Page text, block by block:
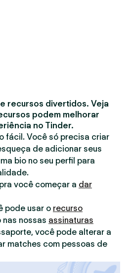
recursos divertidos. Veja
podem melhorar
no Tinder.
fácil. Você só precisa criar
de adicionar seus
bio no seu perfil para
você começar a dar
pode usar o recurso
nas nossas assinaturas
você pode alterar a
matches com pessoas de